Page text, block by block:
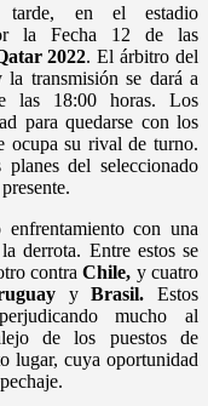
en el estadio
la Fecha 12 de las
2022. El árbitro del
la transmisión se dará a
las 18:00 horas. Los
para quedarse con los
ocupa su rival de turno.
del seleccionado
con una
derrota. Entre estos se
contraChile, y cuatro
yBrasil. Estos
mucho al
de los puestos de
lugar, cuya oportunidad